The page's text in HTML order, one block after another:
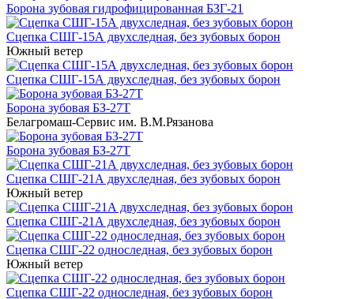
Борона зубовая гидрофицированная БЗГ-21
Сцепка СШГ-15А двухследная, без зубовых борон
Южный ветер
Сцепка СШГ-15А двухследная, без зубовых борон
Борона зубовая БЗ-27T
Белагромаш-Сервис им. В.М.Рязанова
Борона зубовая БЗ-27T
Сцепка СШГ-21А двухследная, без зубовых борон
Южный ветер
Сцепка СШГ-21А двухследная, без зубовых борон
Сцепка СШГ-22 односледная, без зубовых борон
Южный ветер
Сцепка СШГ-22 односледная, без зубовых борон